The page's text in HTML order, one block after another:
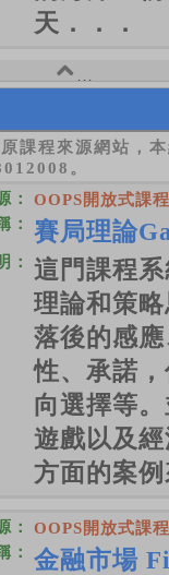
天．．．
課程來源網站，
。
：
OOPS開放式課
：
賽局理論
：
這門課程
理論和策
落後的感
性、承諾
向選擇等
遊戲以及
方面的案
：
OOPS開放式課
：
金融市場